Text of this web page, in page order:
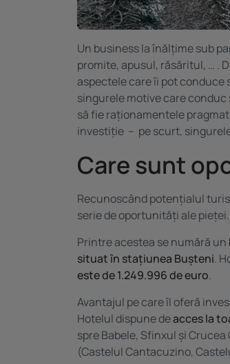
Un business la înălțime sub
promite, apusul, răsăritul, … .
aspectele care îi pot
singurele motive care
să fie raționamentele
investiție – pe scurt,
Care sunt
Recunoscând potențialul
serie de oportunități ale pieței.
Printre acestea se numără un
situat în stațiunea Bușteni.
este de 1.249.996 de euro.
Avantajul pe care îl oferă
Hotelul dispune deacces la
spre Babele, Sfinxul și
(Castelul Cantacuzino,